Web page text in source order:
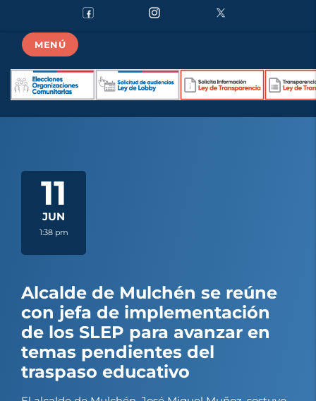
MENÚ
11
JUN
1:38 pm
Alcalde de Mulchén se reúne
con jefa de implementación
de los SLEP para avanzar en
temas pendientes del
traspaso educativo